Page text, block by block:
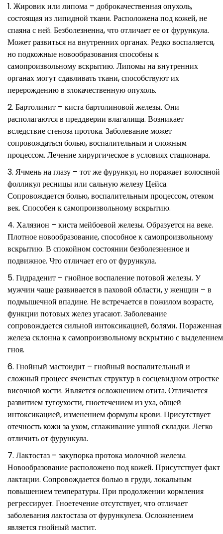
Жировик или липома – доброкачественная опухоль,
состоящая из липидной ткани. Расположена под кожей, не
спаяна с ней. Безболезненна, что отличает ее от фурункула.
Может развиться на внутренних органах. Редко воспаляется,
но подкожные новообразования способны к
самопроизвольному вскрытию. Липомы на внутренних
органах могут сдавливать ткани, способствуют их
перерождению в злокачественную опухоль.
Бартолинит – киста бартолиновой железы. Они
располагаются в преддверии влагалища. Возникает
вследствие стеноза протока. Заболевание может
сопровождаться болью, воспалительным и сложным
процессом. Лечение хирургическое в условиях стационара.
Ячмень на глазу – тот же фурункул, но поражает волосяной
фолликул ресницы или сальную железу Цейса.
Сопровождается болью, воспалительным процессом, отеком
век. Способен к самопроизвольному вскрытию.
Халязион – киста мейбоевой железы. Образуется на веке.
Плотное новообразование, способное к самопроизвольному
вскрытию. В спокойном состоянии безболезненное и
подвижное. Что отличает его от фурункула.
Гидраденит – гнойное воспаление потовой железы. У
мужчин чаще развивается в паховой области, у женщин – в
подмышечной впадине. Не встречается в пожилом возрасте,
функции потовых желез угасают. Заболевание
сопровождается сильной интоксикацией, болями. Пораженная
железа склонна к самопроизвольному вскрытию с выделением
гноя.
Гнойный мастоидит – гнойный воспалительный и
сложный процесс ячеистых структур в сосцевидном отростке
височной кости. Является осложнением отита. Отличается
развитием тугоухости, гноетечением из уха, общей
интоксикацией, изменением формулы крови. Присутствует
отечность кожи за ухом, сглаживание ушной складки. Легко
отличить от фурункула.
Лактостаз – закупорка протока молочной железы.
Новообразование расположено под кожей. Присутствует факт
лактации. Сопровождается болью в груди, локальным
повышением температуры. При продолжении кормления
регрессирует. Гноетечение отсутствует, что отличает
заболевания лактостаза от фурункулеза. Осложнением
является гнойный мастит.